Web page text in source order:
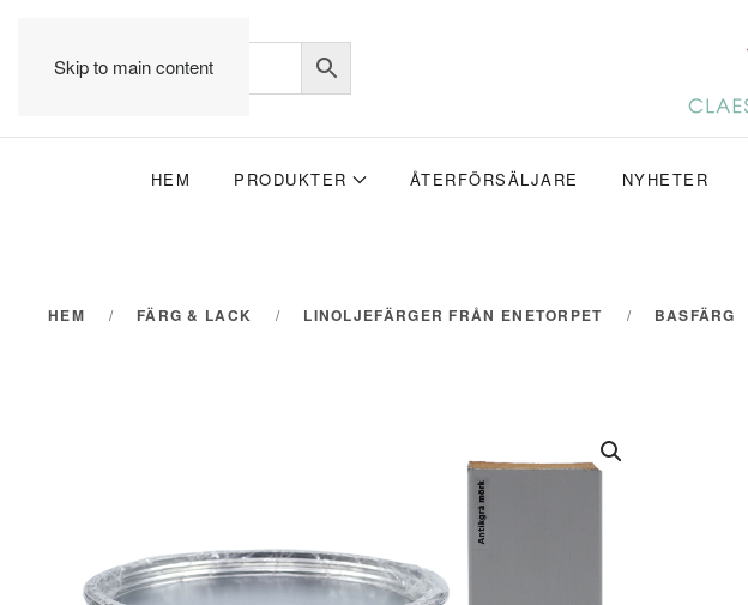
Skip to main content
HEM PRODUKTER ÅTERFÖRSÄLJARE NYHETER
HEM FÄRG & LACK LINOLJEFÄRGER FRÅN ENETORPET BASFÄRG